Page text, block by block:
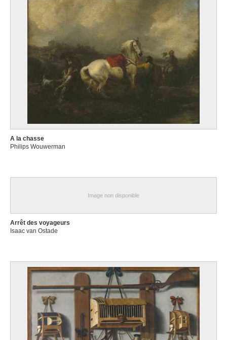
A la chasse
Philips Wouwerman
Image non disponible
Arrêt des voyageurs
Isaac van Ostade